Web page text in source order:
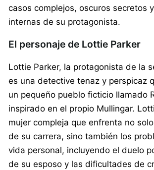
casos complejos, oscuros secretos
internas de su protagonista.
El personaje de Lottie Parker
Lottie Parker, la protagonista de la
es una detective tenaz y perspicaz
un pequeño pueblo ficticio llamado
inspirado en el propio Mullingar.
mujer compleja que enfrenta no
de su carrera, sino también los
vida personal, incluyendo el duelo
de su esposo y las dificultades de